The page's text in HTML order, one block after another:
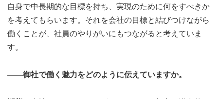
自身で中長期的な目標を持ち、実現のために何をすべきか
を考えてもらいます。それを会社の目標と結びつけながら
働くことが、社員のやりがいにもつながると考えていま
す。
――御社で働く魅力をどのように伝えていますか。